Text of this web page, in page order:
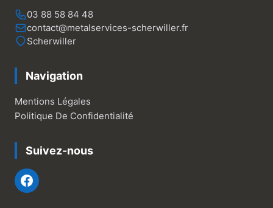
03 88 58 84 48
contact@metalservices-scherwiller.fr
Scherwiller
Navigation
Mentions Légales
Politique De Confidentialité
Suivez-nous